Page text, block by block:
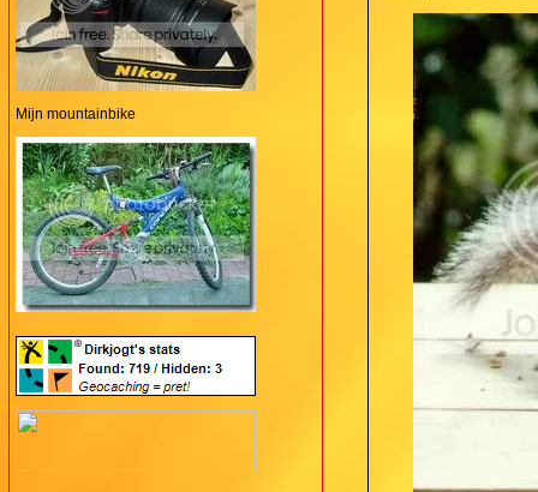
Mijn mountainbike